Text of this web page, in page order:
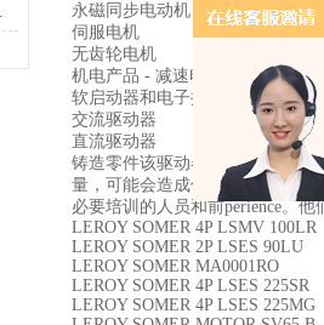
特点
永磁同步电动机
伺服电机
无齿轮电机
机电产品 - 减速电机
软启动器和电子控制器
交流驱动器
直流驱动器
铸造零件该驱动器旨在作为pr的
量，可能会造成伤害。电气需要
必要培训的人员和前perience。
LEROY SOMER 4P LSMV 100LR
LEROY SOMER 2P LSES 90LU
LEROY SOMER MA0001RO
LEROY SOMER 4P LSES 225SR
LEROY SOMER 4P LSES 225MG